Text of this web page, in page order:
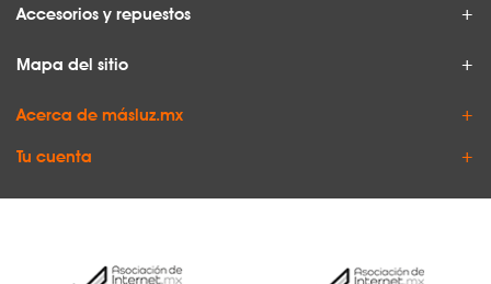
Accesorios y repuestos
Mapa del sitio
Acerca de másluz.mx
Tu cuenta